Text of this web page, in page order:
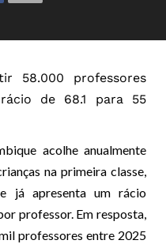
58.000 professores
de 68.1 para 55
acolhe anualmente
na primeira classe,
já apresenta um rácio
professor. Em resposta,
professores entre 2025